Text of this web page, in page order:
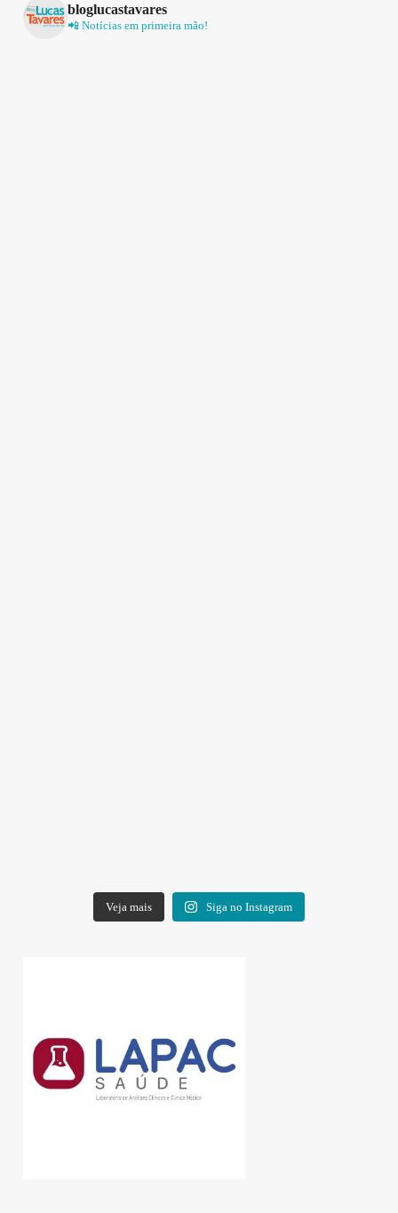
bloglucastavares
📲 Notícias em primeira mão!
Veja mais Siga no Instagram